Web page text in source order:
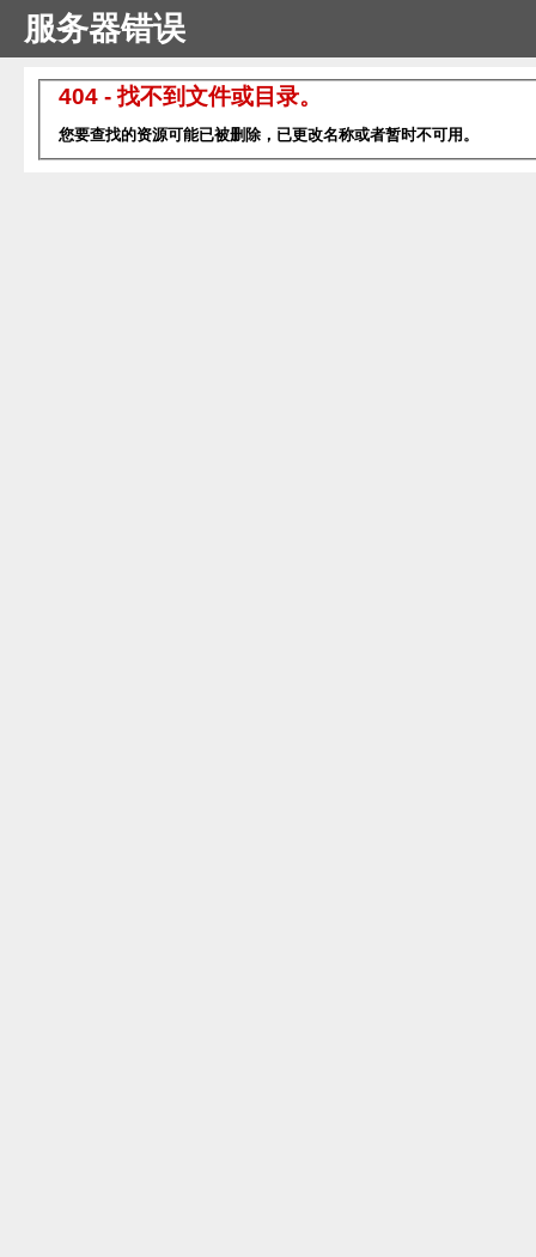
服务器错误
404 - 找不到文件或目录。
您要查找的资源可能已被删除，已更改名称或者暂时不可用。